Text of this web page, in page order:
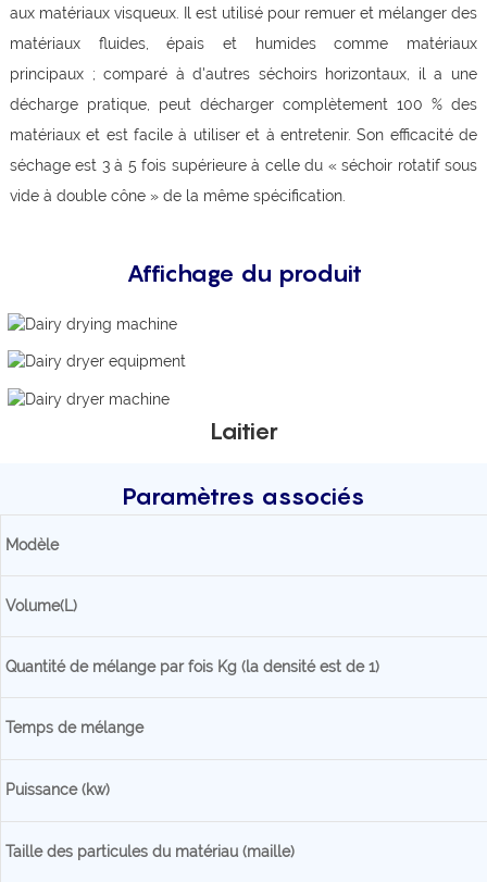
aux matériaux visqueux. Il est utilisé pour remuer et mélanger des
matériaux fluides, épais et humides comme matériaux
principaux ; comparé à d'autres séchoirs horizontaux, il a une
décharge pratique, peut décharger complètement 100 % des
matériaux et est facile à utiliser et à entretenir. Son efficacité de
séchage est 3 à 5 fois supérieure à celle du « séchoir rotatif sous
vide à double cône » de la même spécification.
Affichage du produit
Laitier
Paramètres associés
Modèle
Volume(L)
Quantité de mélange par fois Kg (la densité est de 1)
Temps de mélange
Puissance (kw)
Taille des particules du matériau (maille)